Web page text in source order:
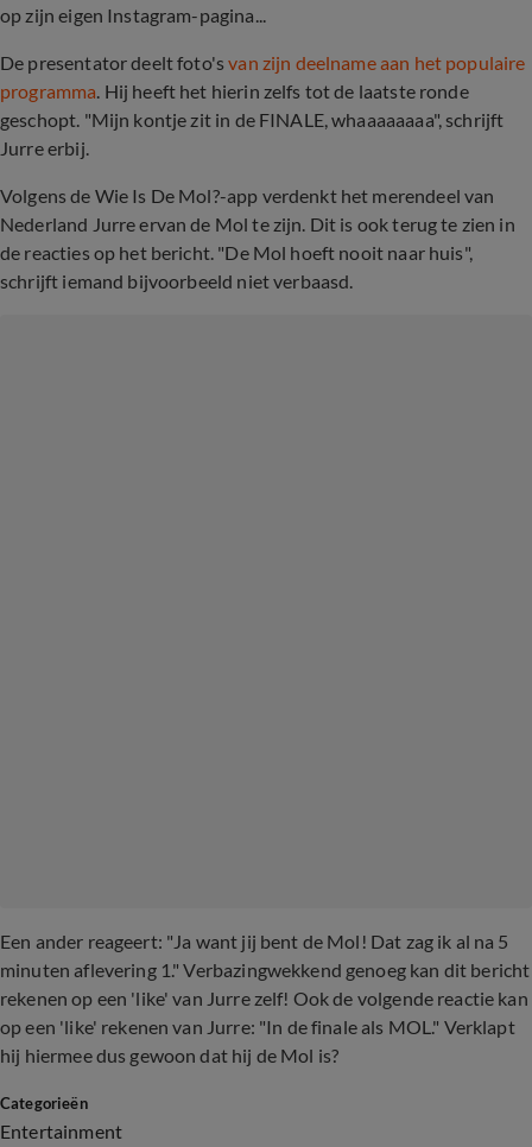
op zijn eigen Instagram-pagina...
De presentator deelt foto'svan zijn deelname aan het populaire
programma. Hij heeft het hierin zelfs tot de laatste ronde
geschopt. "Mijn kontje zit in de FINALE, whaaaaaaaa", schrijft
Jurre erbij.
Volgens de Wie Is De Mol?-app verdenkt het merendeel van
Nederland Jurre ervan de Mol te zijn. Dit is ook terug te zien in
de reacties op het bericht. "De Mol hoeft nooit naar huis",
schrijft iemand bijvoorbeeld niet verbaasd.
Een ander reageert: " Ja want jij bent de Mol! Dat zag ik al na 5
minuten aflevering 1." Verbazingwekkend genoeg kan dit bericht
rekenen op een 'like' van Jurre zelf! Ook de volgende reactie kan
op een 'like' rekenen van Jurre: "In de finale als MOL." Verklapt
hij hiermee dus gewoon dat hij de Mol is?
Categorieën
Entertainment